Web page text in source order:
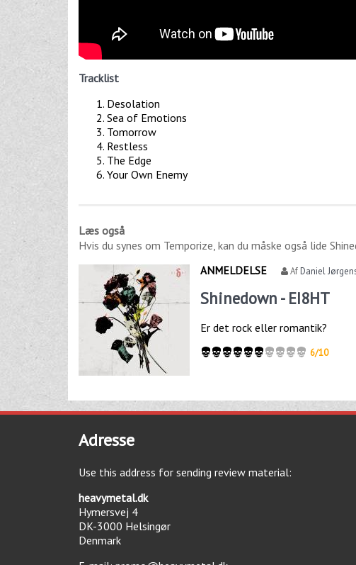
Tracklist
Desolation
Sea of Emotions
Tomorrow
Restless
The Edge
Your Own Enemy
Læs også
Hvis du synes om Temporize , kan du måske også lide
ANMELDELSE
AfDaniel
Shinedown - EI8HT
Er det rock eller romantik?
6/10
Adresse
Use this address for sending review material:
heavymetal.dk
Hymersvej 4
DK-3000 Helsingør
Denmark